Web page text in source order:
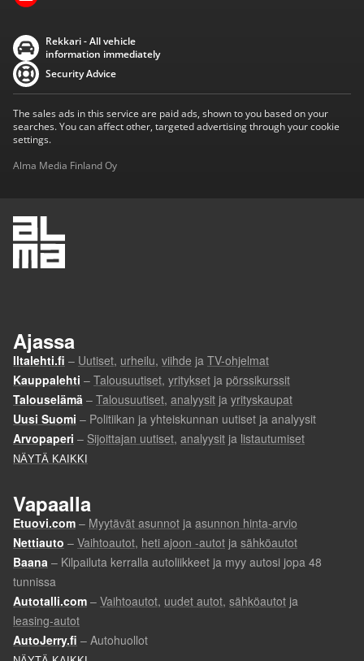
Rekkari - All vehicle
information immediately
Security Advice
The sales ads in this service are paid ads, shown to you based on your
searches. You can affect other, targeted advertising through your cookie
settings.
Alma Media Finland Oy